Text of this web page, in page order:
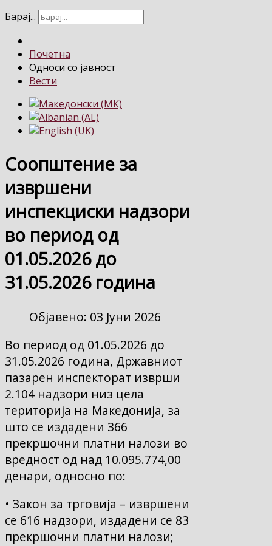
Барај...
Почетна
Односи со јавност
Вести
Соопштение за
извршени
инспекциски надзори
во период од
01.05.2026 до
31.05.2026 година
Објавено: 03 Јуни 2026
Во период од 01.05.2026 до
31.05.2026 година, Државниот
пазарен инспекторат изврши
2.104 надзори низ цела
територија на Македонија, за
што се издадени 366
прекршочни платни налози во
вредност од над 10.095.774,00
денари, односно по:
• Закон за трговија – извршени
се 616 надзори, издадени се 83
прекршочни платни налози;